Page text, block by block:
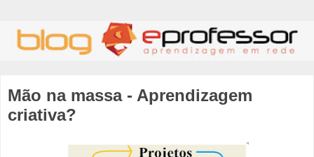
Mão na massa - Aprendizagem
criativa?